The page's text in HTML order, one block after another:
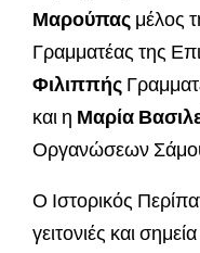
Μαρούπας μέλος
Γραμματέας της
Φιλιππής
και η Μαρία
Οργανώσεων
Ο Ιστορικός
γειτονιές και